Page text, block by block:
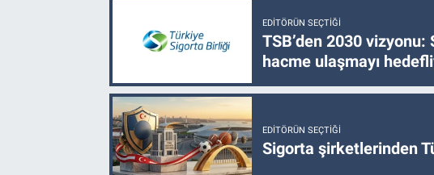
EDITÖRÜN SEÇTIĞI
TSB’den 2030
hacme ulaşmayı
EDITÖRÜN SEÇTIĞI
Sigorta şirketlerinden